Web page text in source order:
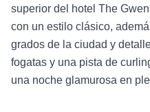
superior del hotel The
con un estilo clásico,
grados de la ciudad y
fogatas y una pista de
una noche glamurosa en